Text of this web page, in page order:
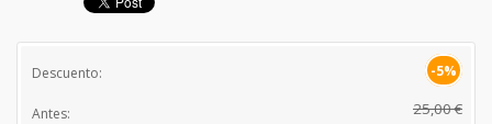
Descuento: -5%
Antes: 25,00 €